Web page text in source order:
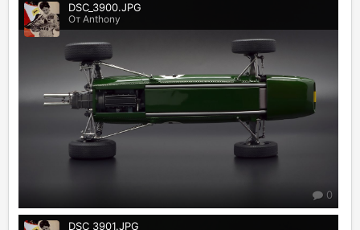
DSC_3900.JPG
От Anthony
0
DSC_3901.JPG